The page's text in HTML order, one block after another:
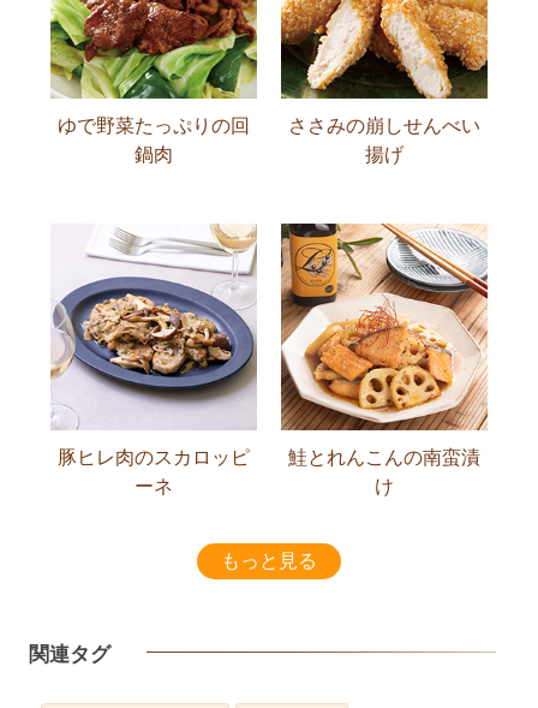
ゆで野菜たっぷりの回
鍋肉
ささみの崩しせんべい
揚げ
豚ヒレ肉のスカロッピ
ーネ
鮭とれんこんの南蛮漬
け
もっと見る
関連タグ